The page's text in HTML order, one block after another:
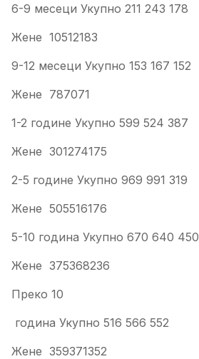
6-9 месеци Укупно 211 243 178
Жене 10512183
9-12 месеци Укупно 153 167 152
Жене 787071
1-2 године Укупно 599 524 387
Жене 301274175
2-5 године Укупно 969 991 319
Жене 505516176
5-10 година Укупно 670 640 450
Жене 375368236
Преко 10
година Укупно 516 566 552
Жене 359371352